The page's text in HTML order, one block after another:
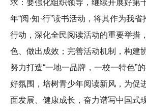
求：要强化组织领导，继续开展好第
年“阅·知·行”读书活动，将其作为我
行动，深化全民阅读活动的重要举措
色、做出成效；完善活动机制，构建
努力打造“一地一品牌，一校一特色”
好氛围，培树青少年阅读新风，为促
面发展、健康成长，奋力谱写中国式